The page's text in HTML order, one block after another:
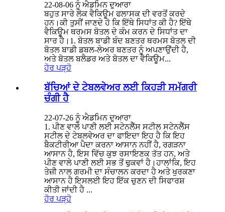
22-08-06 ਨੂੰ ਐਡਮਿਨ ਦੁਆਰਾ
ਬਹੁਤ ਸਾਰੇ ਲੋਕ ਵੈਕਿਊਮ ਫਲਾਸਕ ਦੀ ਵਰਤੋਂ ਕਰਦੇ
ਹਨ।ਕੀ ਤੁਸੀਂ ਜਾਣਦੇ ਹੋ ਕਿ ਇੱਥੇ ਸਿਧਾਂਤ ਕੀ ਹੈ? ਇੱਥੇ
ਵੈਕਿਊਮ ਥਰਮਸ ਬੋਤਲ ਦੇ ਕੰਮ ਕਰਨ ਦੇ ਸਿਧਾਂਤ ਦਾ
ਸਾਰ ਹੈ।1. ਬੋਤਲ ਬਾਡੀ ਬੰਦ ਬਣਤਰ ਥਰਮਸ ਬੋਤਲ ਦੀ
ਬੋਤਲ ਬਾਡੀ ਡਬਲ-ਲੇਅਰ ਬਣਤਰ ਨੂੰ ਅਪਣਾਉਂਦੀ ਹੈ,
ਅਤੇ ਬੋਤਲ ਬਲੈਡਰ ਅਤੇ ਬੋਤਲ ਦਾ ਵੈਕਿਊਮ...
ਹੋਰ ਪੜ੍ਹੋ
ਬੱਚਿਆਂ ਦੇ ਟੇਬਲਵੇਅਰ ਲਈ ਕਿਹੜੀ ਸਮੱਗਰੀ
ਚੰਗੀ ਹੈ
22-07-26 ਨੂੰ ਐਡਮਿਨ ਦੁਆਰਾ
1. ਪੀਣ ਵਾਲੇ ਪਾਣੀ ਲਈ ਸਟੇਨਲੈੱਸ ਸਟੀਲ ਸਟੇਨਲੈੱਸ
ਸਟੀਲ ਦੇ ਟੇਬਲਵੇਅਰ ਦਾ ਫਾਇਦਾ ਇਹ ਹੈ ਕਿ ਇਹ
ਬੈਕਟੀਰੀਆ ਪੈਦਾ ਕਰਨਾ ਆਸਾਨ ਨਹੀਂ ਹੈ, ਰਗੜਨਾ
ਆਸਾਨ ਹੈ, ਇਸ ਵਿੱਚ ਕੁਝ ਰਸਾਇਣਕ ਤੱਤ ਹਨ, ਅਤੇ
ਪੀਣ ਵਾਲੇ ਪਾਣੀ ਲਈ ਸਭ ਤੋਂ ਢੁਕਵਾਂ ਹੈ।ਹਾਲਾਂਕਿ, ਇਹ
ਤੇਜ਼ੀ ਨਾਲ ਗਰਮੀ ਦਾ ਸੰਚਾਲਨ ਕਰਦਾ ਹੈ ਅਤੇ ਖੁਰਕਣਾ
ਆਸਾਨ ਹੈ ਇਸਲਈ ਇਹ ਇੱਕ ਚੁਣਨ ਦੀ ਸਿਫਾਰਸ਼
ਕੀਤੀ ਜਾਂਦੀ ਹੈ ...
ਹੋਰ ਪੜ੍ਹੋ